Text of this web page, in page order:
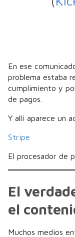
En ese
problema estaba
cumplimiento y
de pagos.
Y allí aparece un
Stripe
El procesador de
El
el
Muchos medios